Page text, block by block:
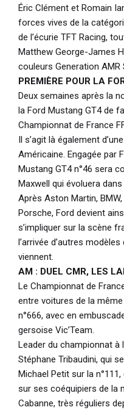
Éric Clément et Romain
forces vives de la
de l’écurie TFT Racing,
Matthew George-James
couleurs Generation AMR
PREMIÈRE POUR LA
Deux semaines après la
la Ford Mustang GT4 de
Championnat de France
Il s’agit là également
Américaine. Engagée par
Mustang GT4 n°46 sera
Maxwell qui évoluera
Après Aston Martin,
Porsche, Ford devient
s’impliquer sur la scène
l’arrivée d’autres
viennent.
AM : DUEL CMR, LES
Le Championnat de
entre voitures de la
n°666, avec en
gersoise Vic’Team.
Leader du championnat à
Stéphane Tribaudini, qui
Michael Petit sur la
sur ses coéquipiers de la
Cabanne, très réguliers